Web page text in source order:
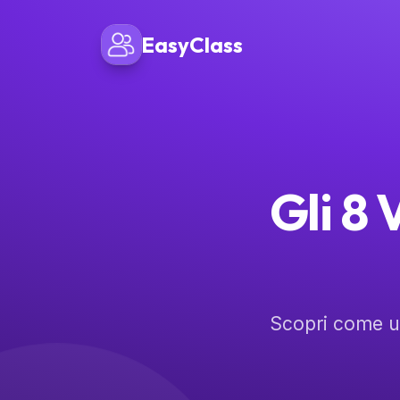
EasyClass
Gli 8
Scopri come